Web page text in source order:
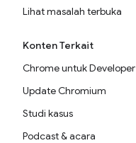
Lihat masalah terbuka
Konten Terkait
Chrome untuk Developer
Update Chromium
Studi kasus
Podcast & acara